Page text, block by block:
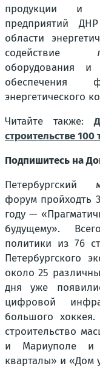
продукции и
предприятий
области
содействие
оборудования и
обеспечения
энергетического
Читайте также:
строительстве
Подпишитесь на
Петербургский
форум пройходть
году —
будущему».
политики из 76
Петербургского
около 25
дня уже
цифровой
большого
строительство
и Мариуполе и
кварталы» и «Дом